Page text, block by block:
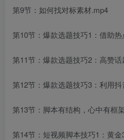
第9节：如何找对标素材.mp4
第10节：爆款选题技巧1：借助
第11节：爆款选题技巧2：高赞
第12节：爆款选题技巧3：利用抖
第13节：脚本有结构，心中有框
第14节：短视频脚本技巧1：黄